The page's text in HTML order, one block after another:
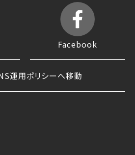
Facebook
運用ポリシーへ移動